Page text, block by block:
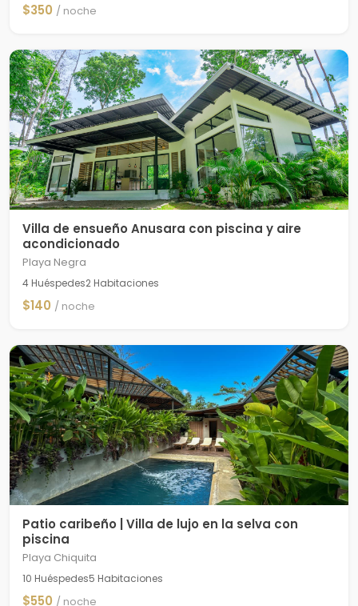
$350 / noche
Villa de ensueño Anusara con piscina y aire
acondicionado
Playa Negra
4 Huéspedes2 Habitaciones
$140 / noche
Patio caribeño | Villa de lujo en la selva con
piscina
Playa Chiquita
10 Huéspedes5 Habitaciones
$550 / noche